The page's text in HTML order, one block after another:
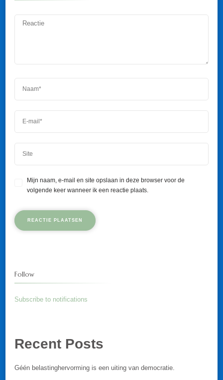
Mijn naam, e-mail en site opslaan in deze browser voor de
volgende keer wanneer ik een reactie plaats.
Follow
Subscribe to notifications
Recent Posts
Géén belastinghervorming is een uiting van democratie.